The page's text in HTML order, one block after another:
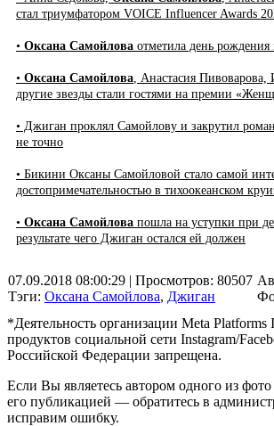
стал триумфатором VOICE Influencer Awards
• Оксана Самойлова отметила день рождения
• Оксана Самойлова , Анастасия
другие звезды стали гостями на премии
• Джиган проклял Самойлову и закрутил
не точно
• Бикини Оксаны Самойловой стало самой
достопримечательностью в тихоокеанском
• Оксана Самойлова пошла на уступки при
результате чего Джиган остался ей должен
07.09.2018 08:00:29 | Просмотров: 80507
Тэги: Оксана Самойлова, Джиган
*Деятельность организации Meta Platforms
продуктов социальной сети Instagram/
Российской Федерации запрещена.
Если Вы являетесь автором одного из
его публикацией — обратитесь в
исправим ошибку.